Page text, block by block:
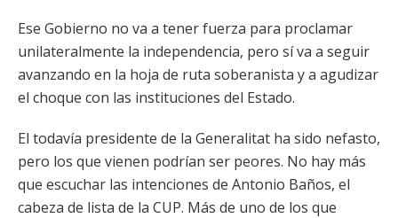
Ese Gobierno no va a tener fuerza para proclamar
unilateralmente la independencia, pero sí va a seguir
avanzando en la hoja de ruta soberanista y a agudizar
el choque con las instituciones del Estado.
El todavía presidente de la Generalitat ha sido nefasto,
pero los que vienen podrían ser peores. No hay más
que escuchar las intenciones de Antonio Baños, el
cabeza de lista de la CUP. Más de uno de los que